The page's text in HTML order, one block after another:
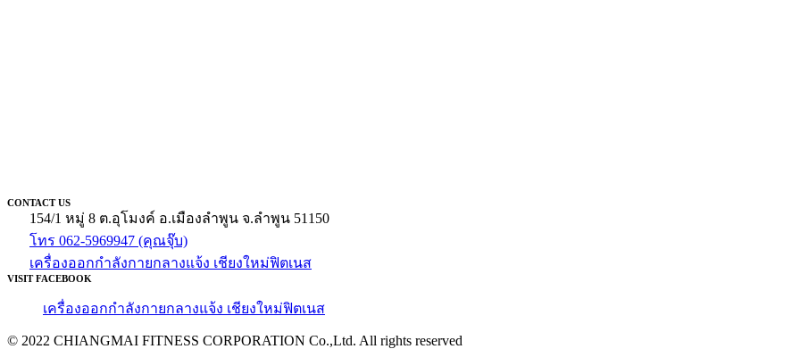
CONTACT US
154/1 หมู่ 8 ต.อุโมงค์ อ.เมืองลำพูน จ.ลำพูน 51150
โทร 062-5969947 (คุณจุ๊บ)
เครื่องออกกำลังกายกลางแจ้ง เชียงใหม่ฟิตเนส
VISIT FACEBOOK
เครื่องออกกำลังกายกลางแจ้ง เชียงใหม่ฟิตเนส
© 2022 CHIANGMAI FITNESS CORPORATION Co.,Ltd. All rights reserved